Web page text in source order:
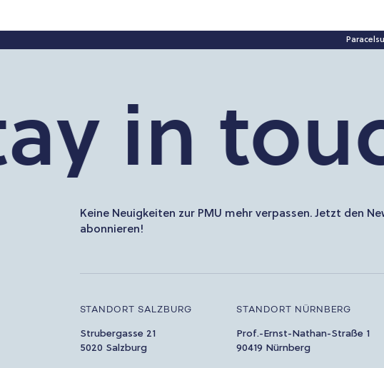
in touch!
Keine Neuigkeiten zur PMU mehr verpassen. Jetzt den
abonnieren!
STANDORT SALZBURG
Strubergasse 21
5020 Salzburg
STANDORT NÜRNBERG
Prof.-Ernst-Nathan-Straße 1
90419 Nürnberg